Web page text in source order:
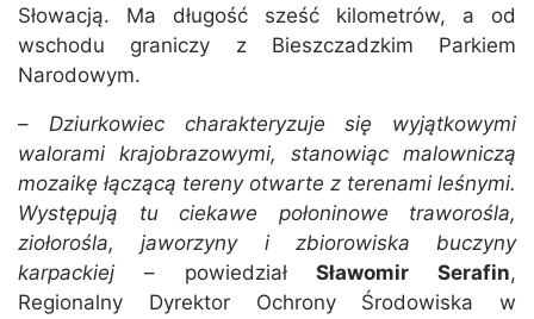
Słowacją. Ma długość sześć kilometrów, a od
wschodu graniczy z Bieszczadzkim Parkiem
Narodowym.
– Dziurkowiec charakteryzuje się wyjątkowymi
walorami krajobrazowymi, stanowiąc malowniczą
mozaikę łączącą tereny otwarte z terenami leśnymi.
Występują tu ciekawe połoninowe traworośla,
ziołorośla, jaworzyny i zbiorowiska buczyny
karpackiej – powiedziałSławomir Serafin,
Regionalny Dyrektor Ochrony Środowiska w